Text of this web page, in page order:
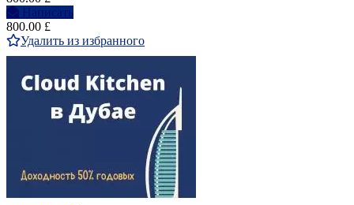
Написать
800.00 £
Удалить из избранного